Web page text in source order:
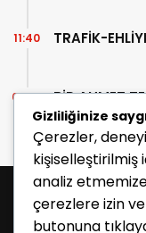
TRAFİK-
11:40
BİR AHMET
07:30
Gizliliğinize
Çerezler,
kişiselleştirilmiş
analiz
çerezlere izin
butonuna